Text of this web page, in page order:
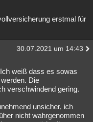
erstmal für
30.07.2021 um 14:43
weiß dass es sowas
Die
verschwindend gering.
unsicher, ich
nicht wahrgenommen